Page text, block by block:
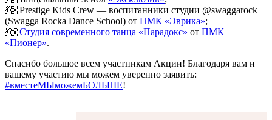
💃🏼Prestige Kids Crew — воспитанники студии @swaggarock
(Swagga Rocka Dance School) от ПМК «Эврика»;
💃🏼Студия современного танца «Парадокс» от ПМК
«Пионер».
Спасибо большое всем участникам Акции! Благодаря вам и
вашему участию мы можем уверенно заявить:
#вместеМЫможемБОЛЬШЕ!